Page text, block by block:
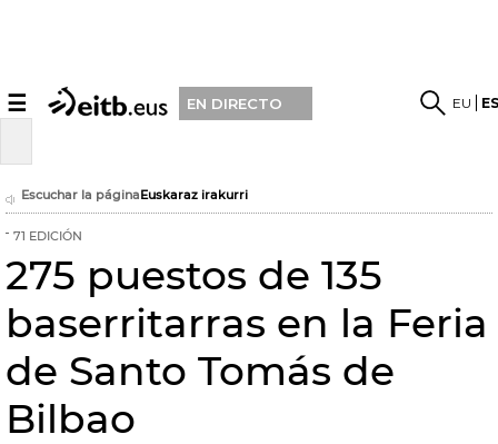
☰ EN DIRECTO EU
Escuchar la páginaEuskaraz irakurri
71 EDICIÓN
275 puestos de 135
baserritarras en la Feria
de Santo Tomás de
Bilbao